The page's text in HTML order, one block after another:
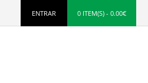
ENTRAR 0 ITEM(S) - 0.00€